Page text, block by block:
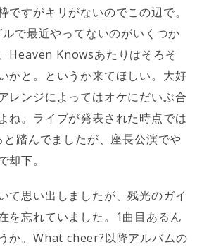
ですがキリがないのでこの辺で。
で最近やってないのがいくつか
Heaven Knowsあたりはそろそ
かと。というか来てほしい。大好
レンジによってはオケにだいぶ合
ね。ライブが発表された時点では
踏んでましたが、座長公演でや
却下。
て思い出しましたが、残光のガイ
を忘れていました。1曲目あるん
か。What cheer?以降アルバムの